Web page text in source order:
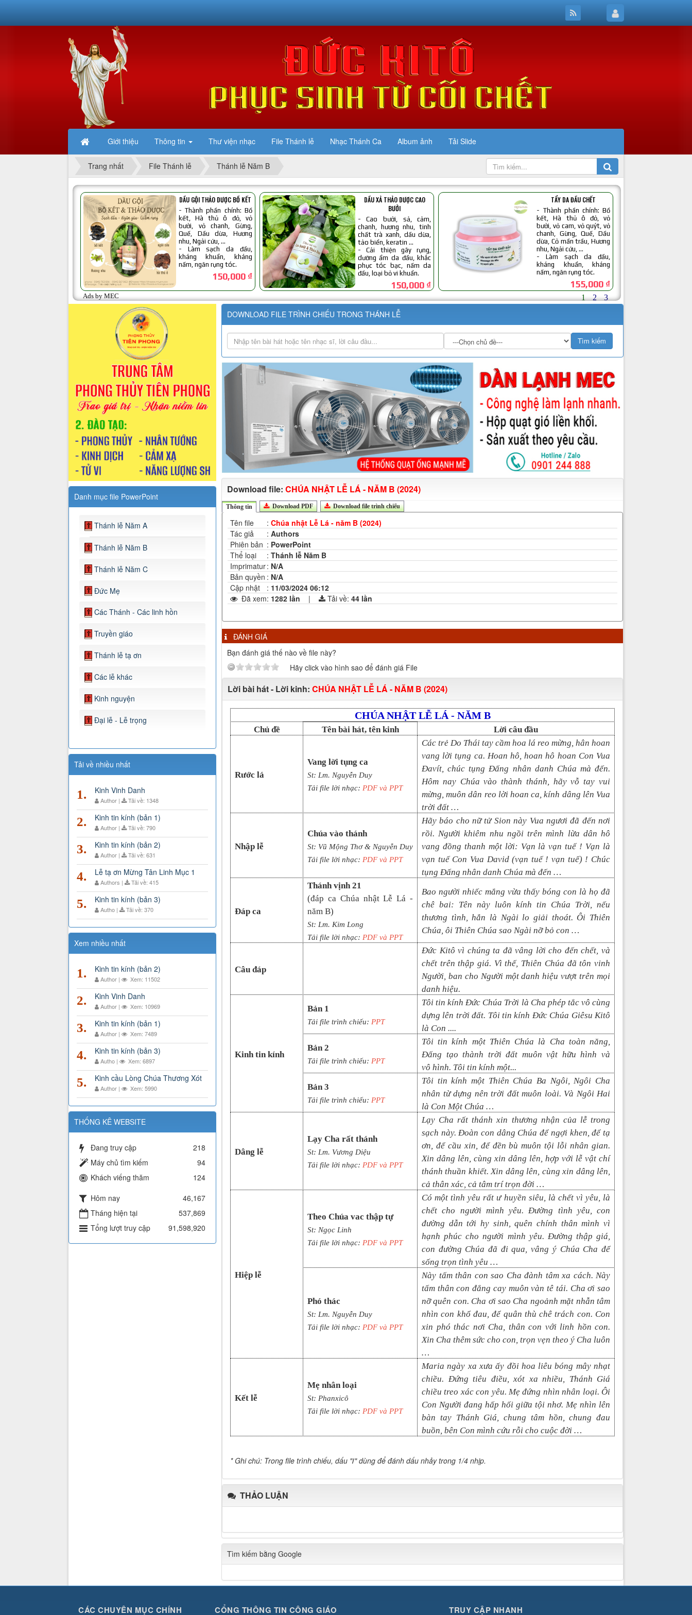
Giới thiệu Thông tin Thư viện nhạc File Thánh lễ Nhạc Thánh Ca Album ảnh Tải Slide
Trang nhất File Thánh lễ Thánh lễ Năm B
Danh mục file PowerPoint
Thánh lễ Năm A
Thánh lễ Năm B
Thánh lễ Năm C
Đức Mẹ
Các Thánh - Các linh hồn
Truyền giáo
Thánh lễ tạ ơn
Các lễ khác
Kinh nguyện
Đại lễ - Lễ trọng
Tải về nhiều nhất
1. Kinh Vinh Danh
Author | Tải về: 1348
2. Kinh tin kính (bản 1)
Author | Tải về: 790
3. Kinh tin kính (bản 2)
Author | Tải về: 631
4. Lễ tạ ơn Mừng Tân Linh Mục 1
Authors | Tải về: 415
5. Kinh tin kính (bản 3)
Autho | Tải về: 370
Xem nhiều nhất
1. Kinh tin kính (bản 2)
Author | Xem: 11502
2. Kinh Vinh Danh
Author | Xem: 10969
3. Kinh tin kính (bản 1)
Author | Xem: 7489
4. Kinh tin kính (bản 3)
Autho | Xem: 6897
5. Kinh cầu Lòng Chúa Thương Xót
Author | Xem: 5990
THỐNG KÊ WEBSITE
Đang truy cập
218
Máy chủ tìm kiếm
94
Khách viếng thăm
124
Hôm nay
46,167
Tháng hiện tại
537,869
Tổng lượt truy cập
91,598,920
DOWNLOAD FILE TRÌNH CHIẾU TRONG THÁNH LỄ
Download file: CHÚA NHẬT LỄ LÁ - NĂM B (2024)
Thông tin Download PDF Download file trình chiếu
Tên file : Chúa nhật Lễ Lá - năm B (2024)
Tác giả
: Authors
Phiên bản : PowerPoint
Thể loại
: Thánh lễ Năm B
Imprimatur: N/A
Bản quyền : N/A
Cập nhật
: 11/03/2024 06:12
Đã xem: 1282 lần | Tải về: 44 lần
ĐÁNH GIÁ
Bạn đánh giá thế nào về file này?
Hãy click vào hình sao để đánh giá File
Lời bài hát - Lời kinh: CHÚA NHẬT LỄ LÁ - NĂM B (2024)
CHÚA NHẬT LỄ LÁ- NĂM B
Chủ đề Tên bài hát, tên kinh Lời câu đầu
Rước lá
Vang lời tụng ca
St: Lm. Nguyễn Duy
Tải file lời nhạc: PDF và PPT
Các trẻ Do Thái tay cầm hoa lá reo mừng, hân hoan
vang lời tụng ca. Hoan hô, hoan hô hoan Con Vua
Đavít, chúc tụng Đấng nhân danh Chúa mà đến.
Hôm nay Chúa vào thành thánh, hãy vỗ tay vui
mừng, muôn dân reo lời hoan ca, kính dâng lên Vua
trời đất …
Nhập lễ
Chúa vào thánh
St: Vũ Mộng Thơ & Nguyễn Duy
Tải file lời nhạc: PDF và PPT
Hãy báo cho nữ tử Sion này Vua ngươi đã đến nơi
rồi. Người khiêm nhu ngồi trên mình lừa dân hô
vang đồng thanh một lời: Vạn là vạn tuế ! Vạn là
vạn tuế Con Vua David (vạn tuế ! vạn tuế) ! Chúc
tụng Đấng nhân danh Chúa mà đến …
Đáp ca
Thánh vịnh21
(đáp ca Chúa nhật Lễ Lá -
năm B)
St: Lm. Kim Long
Tải file lời nhạc: PDF và PPT
Bao người nhiếc mắng vừa thấy bóng con là họ đã
chê bai: Tên này luôn kính tin Chúa Trời, nếu
thương tình, hẳn là Ngài lo giải thoát. Ôi Thiên
Chúa, ôi Thiên Chúa sao Ngài nỡ bỏ con …
Câu đáp
Đức Kitô vì chúng ta đã vâng lời cho đến chết, và
chết trên thập giá. Vì thế, Thiên Chúa đã tôn vinh
Người, ban cho Người một danh hiệu vượt trên mọi
danh hiệu.
Kinh tin kính
Bản 1
Tải file trình chiếu: PPT
Tôi tin kính Đức Chúa Trời là Cha phép tắc vô cùng
dựng lên trời đất. Tôi tin kính Đức Chúa Giêsu Kitô
là Con ....
Bản 2
Tải file trình chiếu: PPT
Tôi tin kính một Thiên Chúa là Cha toàn năng,
Đấng tạo thành trời đất muôn vật hữu hình và
vô hình. Tôi tin kính một...
Bản 3
Tải file trình chiếu: PPT
Tôi tin kính một Thiên Chúa Ba Ngôi, Ngôi Cha
nhân từ dựng nên trời đất muôn loài. Và Ngôi Hai
là Con Một Chúa …
Dâng lễ
Lạy Cha rất thánh
St: Lm. Vương Diệu
Tải file lời nhạc: PDF và PPT
Lạy Cha rất thánh xin thương nhận của lễ trong
sạch này. Đoàn con dâng Chúa để ngợi khen, để tạ
ơn, để cầu xin, để đền bù muôn tội lỗi nhân gian.
Xin dâng lên, cùng xin dâng lên, hợp với lễ vật chí
thánh thuần khiết. Xin dâng lên, cùng xin dâng lên,
cả thân xác, cả tâm trí trọn đời …
Hiệp lễ
Theo Chúa vac thập tự
St: Ngọc Linh
Tải file lời nhạc: PDF và PPT
Có một tình yêu rất ư huyền siêu, là chết vì yêu, là
chết cho người mình yêu. Đường tình yêu, con
đường dẫn tới hy sinh, quên chính thân mình vì
hạnh phúc cho người mình yêu. Đường thập giá,
con đường Chúa đã đi qua, vâng ý Chúa Cha để
sống trọn tình yêu …
Phó thác
St: Lm. Nguyễn Duy
Tải file lời nhạc: PDF và PPT
Này tấm thân con sao Cha đành tâm xa cách. Này
tấm thân con đắng cay muôn vàn tê tái. Cha ơi sao
nỡ quên con. Cha ơi sao Cha ngoảnh mặt nhẫn tâm
nhìn con khổ đau, để quân thù chê trách con. Con
xin phó thác nơi Cha, thân con với linh hồn con.
Xin Cha thêm sức cho con, trọn vẹn theo ý Cha luôn
…
Kết lễ
Mẹ nhân loại
St: Phanxicô
Tải file lời nhạc: PDF và PPT
Maria ngày xa xưa ấy đồi hoa liêu bóng mây nhạt
chiều. Đứng tiêu điều, xót xa nhiều, Thánh Giá
chiều treo xác con yêu. Mẹ đứng nhìn nhân loại. Ôi
Con Người đang hấp hối giữa tội nhơ. Mẹ nhìn lên
bàn tay Thánh Giá, chung tâm hồn, chung đau
buồn, bên Con mình cứu rỗi cho cuộc đời …
* Ghi chú: Trong file trình chiếu, dấu "/" dùng để đánh dấu nhảy trong 1/4 nhịp.
THẢO LUẬN
Tìm kiếm bằng Google
CÁC CHUYÊN MỤC CHÍNH CỔNG THÔNG TIN CÔNG GIÁO TRUY CẬP NHANH